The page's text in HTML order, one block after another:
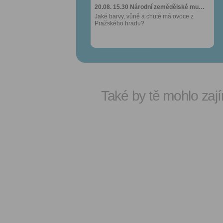
20.08. 15.30 Národní zemědělské mu…
Jaké barvy, vůně a chutě má ovoce z
Pražského hradu?
20.08. 15.30 Národní zemědělské mu…
Jaké barvy, vůně a chutě má ovoce z
Pražského hradu?
Také by tě mohlo